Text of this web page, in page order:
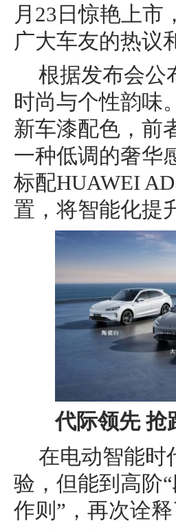
月23日惊艳上市
广大车友的热议
根据发布会公
时尚与个性韵味
新车漆配色，前
一种低调的奢华
标配HUAWEI
置，将智能化提
代际领先 抢
在电动智能时
验，但能到高阶
作则”，再次诠释